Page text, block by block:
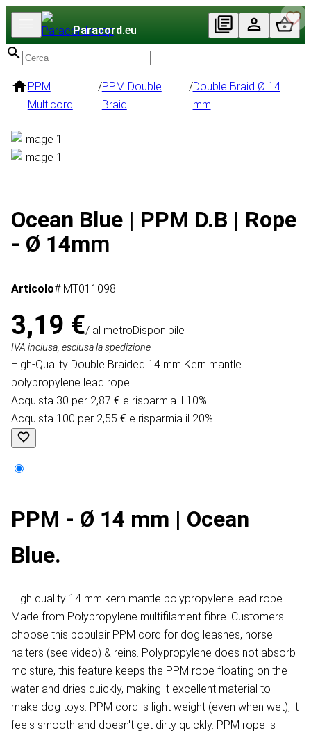
Paracord.eu
PPM
Multicord
/PPM Double
Braid
/Double Braid Ø 14
mm
Ocean Blue | PPM D.B | Rope
- Ø 14mm
Articolo# MT011098
3,19 €/ al metroDisponibile
IVA inclusa, esclusa la spedizione
High-Quality Double Braided 14 mm Kern mantle
polypropylene lead rope.
Acquista 30 per 2,87 € e risparmia il 10%
Acquista 100 per 2,55 € e risparmia il 20%
PPM - Ø 14 mm | Ocean
Blue.
High quality 14 mm kern mantle polypropylene lead rope.
Made from Polypropylene multifilament fibre. Customers
choose this populair PPM cord for dog leashes, horse
halters (see video) & reins. Polypropylene does not absorb
moisture, this feature keeps the PPM rope floating on the
water and dries quickly, making it excellent material to
make dog toys. PPM cord is light weight (even when wet), it
feels smooth and doesn't get dirty quickly. PPM rope is